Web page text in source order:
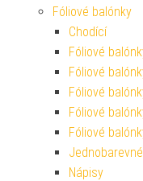
Fóliové balónky
Chodící
Fóliové
Fóliové
Fóliové
Fóliové
Fóliové
Nápisy